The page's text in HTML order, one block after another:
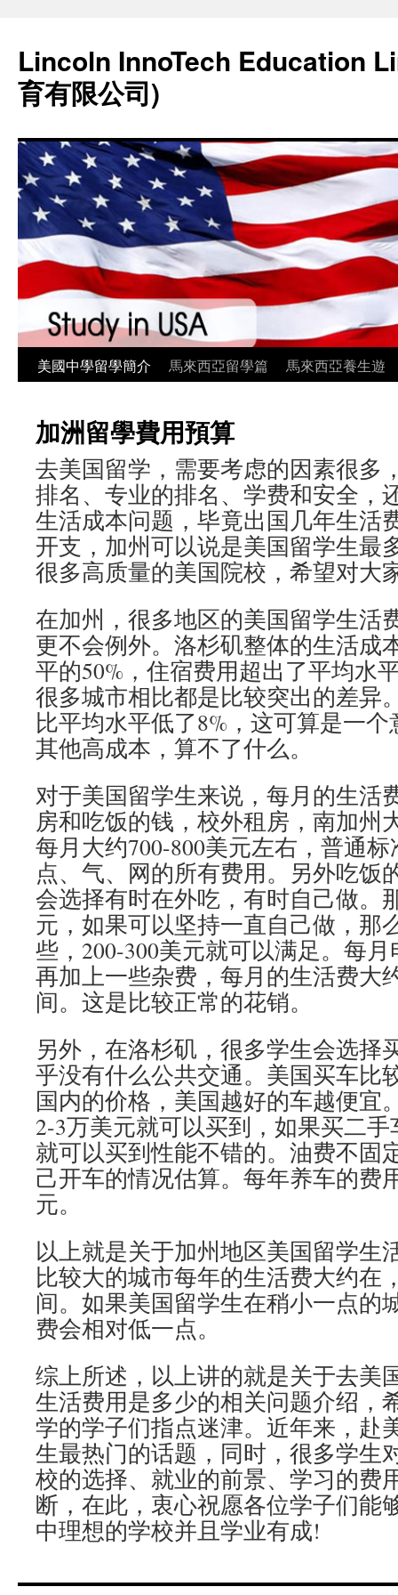
Lincoln InnoTech Education
育有限公司)
美國中學留學簡介 馬來西亞留學篇 馬來西亞養生遊
加洲留學費用預算
去美国留学，需要考虑的因素很多
排名、专业的排名、学费和安全，
生活成本问题，毕竟出国几年生活
开支，加州可以说是美国留学生最
很多高质量的美国院校，希望对大
在加州，很多地区的美国留学生活
更不会例外。洛杉矶整体的生活成
平的50%，住宿费用超出了平均水
很多城市相比都是比较突出的差异
比平均水平低了8%，这可算是一
其他高成本，算不了什么。
对于美国留学生来说，每月的生活
房和吃饭的钱，校外租房，南加州
每月大约700-800美元左右，普通
点、气、网的所有费用。另外吃饭
会选择有时在外吃，有时自己做。
元，如果可以坚持一直自己做，那
些，200-300美元就可以满足。每
再加上一些杂费，每月的生活费大
间。这是比较正常的花销。
另外，在洛杉矶，很多学生会选择
乎没有什么公共交通。美国买车比
国内的价格，美国越好的车越便宜
2-3万美元就可以买到，如果买二
就可以买到性能不错的。油费不固
己开车的情况估算。每年养车的费
元。
以上就是关于加州地区美国留学生
比较大的城市每年的生活费大约在
间。如果美国留学生在稍小一点的
费会相对低一点。
综上所述，以上讲的就是关于去美
生活费用是多少的相关问题介绍，
学的学子们指点迷津。近年来，赴
生最热门的话题，同时，很多学生
校的选择、就业的前景、学习的费
断，在此，衷心祝愿各位学子们能
中理想的学校并且学业有成!